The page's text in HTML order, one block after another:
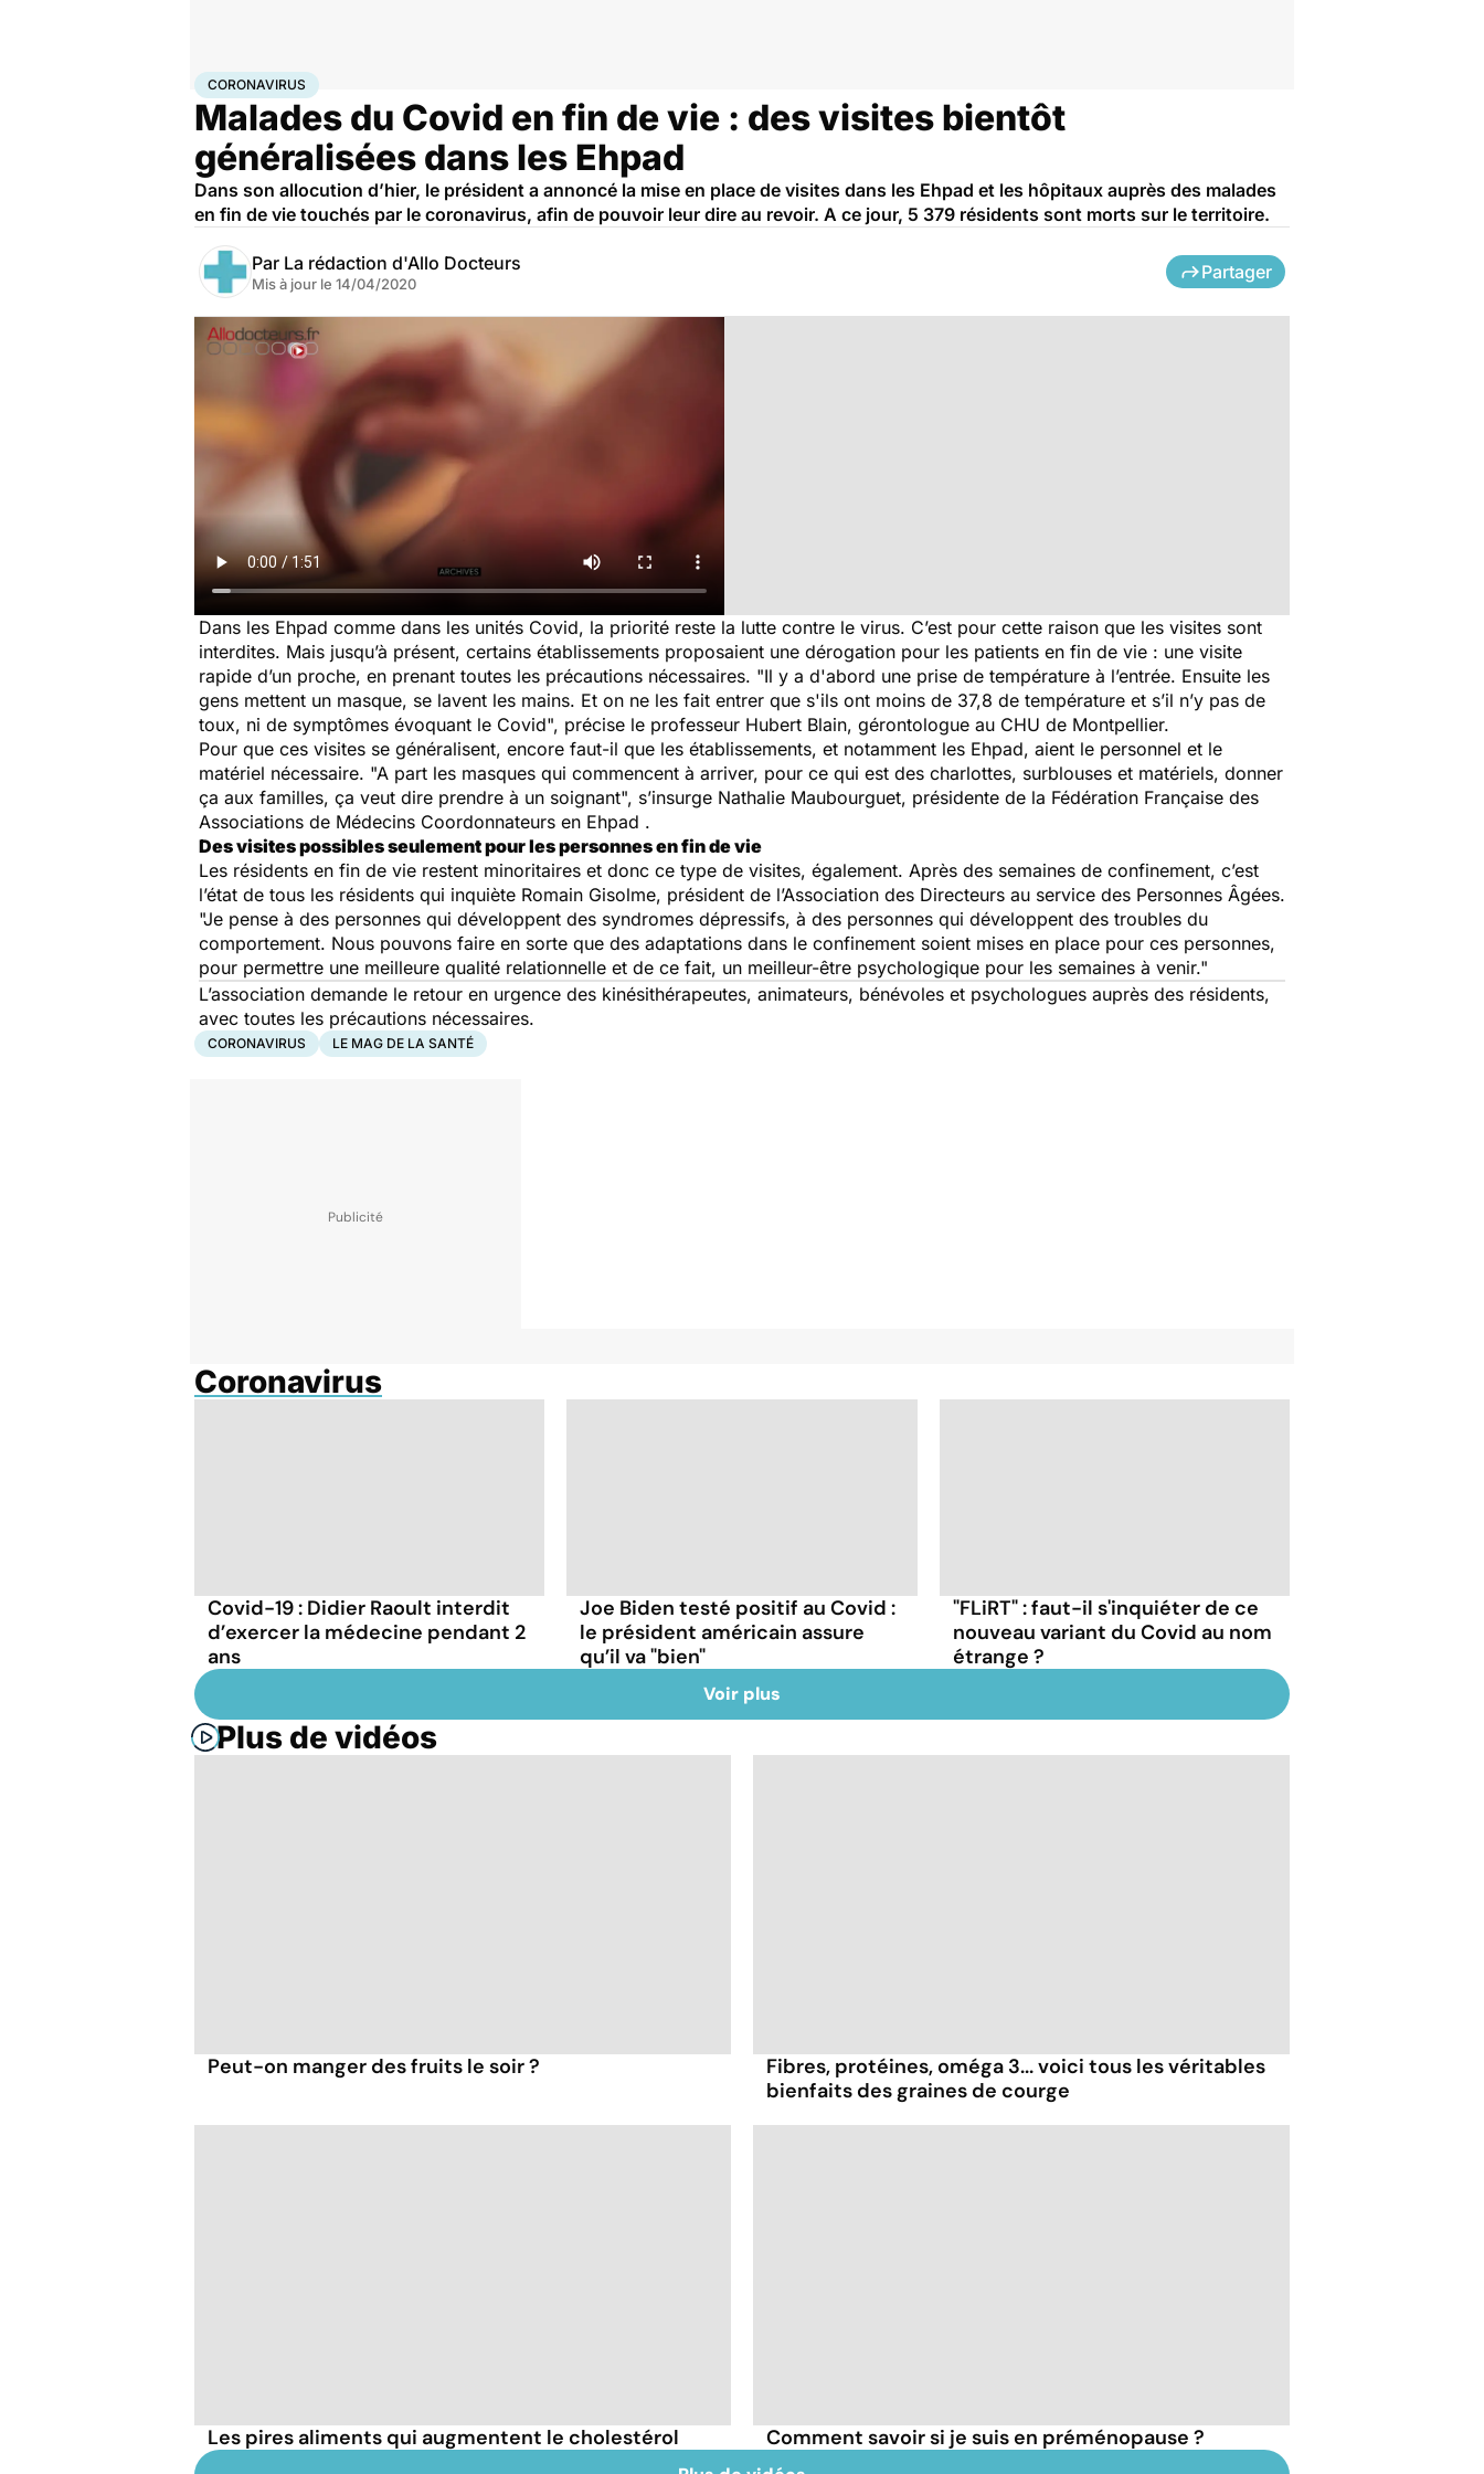
AccueilSantéMaladies
CORONAVIRUS
Malades du Covid en fin de vie : des visites bientôt
généralisées dans les Ehpad
Dans son allocution d’hier, le président a annoncé la mise en place de visites dans les Ehpad et les hôpitaux auprès des malades
en fin de vie touchés par le coronavirus, afin de pouvoir leur dire au revoir. A ce jour, 5 379 résidents sont morts sur le territoire.
Par La rédaction d'Allo Docteurs
Mis à jour le 14/04/2020
Partager
Dans les Ehpad comme dans les unités Covid, la priorité reste la lutte contre le virus. C’est pour cette raison que les visites sont
interdites. Mais jusqu’à présent, certains établissements proposaient une dérogation pour les patients en fin de vie : une visite
rapide d’un proche, en prenant toutes les précautions nécessaires. "Il y a d'abord une prise de température à l’entrée. Ensuite les
gens mettent un masque, se lavent les mains. Et on ne les fait entrer que s'ils ont moins de 37,8 de température et s’il n’y pas de
toux, ni de symptômes évoquant le Covid", précise le professeur Hubert Blain, gérontologue au CHU de Montpellier.
Pour que ces visites se généralisent, encore faut-il que les établissements, et notamment les Ehpad, aient le personnel et le
matériel nécessaire. "A part les masques qui commencent à arriver, pour ce qui est des charlottes, surblouses et matériels, donner
ça aux familles, ça veut dire prendre à un soignant", s’insurge Nathalie Maubourguet, présidente de la Fédération Française des
Associations de Médecins Coordonnateurs en Ehpad .
Des visites possibles seulement pour les personnes en fin de vie
Les résidents en fin de vie restent minoritaires et donc ce type de visites, également. Après des semaines de confinement, c’est
l’état de tous les résidents qui inquiète Romain Gisolme, président de l’Association des Directeurs au service des Personnes Âgées.
"Je pense à des personnes qui développent des syndromes dépressifs, à des personnes qui développent des troubles du
comportement. Nous pouvons faire en sorte que des adaptations dans le confinement soient mises en place pour ces personnes,
pour permettre une meilleure qualité relationnelle et de ce fait, un meilleur-être psychologique pour les semaines à venir."
L’association demande le retour en urgence des kinésithérapeutes, animateurs, bénévoles et psychologues auprès des résidents,
avec toutes les précautions nécessaires.
CORONAVIRUS LE MAG DE LA SANTÉ
Coronavirus
Covid-19 : Didier Raoult interdit
d’exercer la médecine pendant 2
ans
Joe Biden testé positif au Covid :
le président américain assure
qu’il va "bien"
"FLiRT" : faut-il s'inquiéter de ce
nouveau variant du Covid au nom
étrange ?
Voir plus
Plus de vidéos
Peut-on manger des fruits le soir ?
Fibres, protéines, oméga 3... voici tous les véritables
bienfaits des graines de courge
Les pires aliments qui augmentent le cholestérol Comment savoir si je suis en préménopause ?